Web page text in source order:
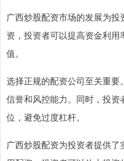
广西炒股配资市场的发展为
资，投资者可以提高资金利
值。
选择正规的配资公司至关重要
信誉和风控能力。同时，投
位，避免过度杠杆。
广西炒股配资为投资者提供